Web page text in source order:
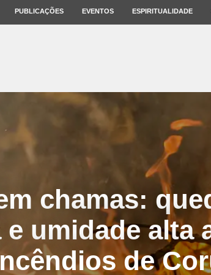
PUBLICAÇÕES EVENTOS ESPIRITUALIDADE
chamas:
umidade alta
de